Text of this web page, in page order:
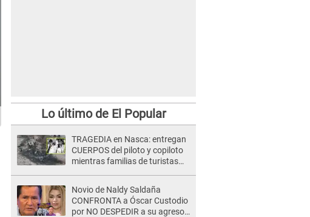
Lo último de El Popular
TRAGEDIA en Nasca: entregan
CUERPOS del piloto y copiloto
mientras familias de turistas
Novio de Naldy Saldaña
CONFRONTA a Óscar Custodio
por NO DESPEDIR a su agresor